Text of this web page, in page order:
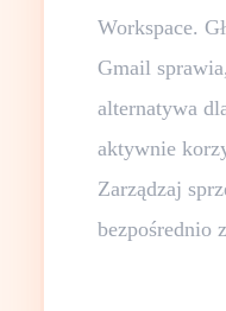
Workspace.
Gmail
alternatywa
aktywnie
Zarządzaj
bezpośrednio